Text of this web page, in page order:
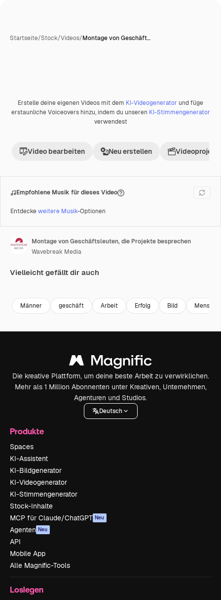
Startseite/Stock/Videos/Montage von Geschäft…
Premium
Erstelle deine eigenen Videos mit dem KI-Videogenerator und füge
erstaunliche Voiceovers hinzu, indem du unseren KI-Stimmengenerator
verwendest
Video bearbeiten Neu erstellen Videoprojekt
Empfohlene Musik für dieses Video
Entdeckeweitere Musik-Optionen
Montage von Geschäftsleuten, die Projekte besprechen
Wavebreak Media
Vielleicht gefällt dir auch
Männer geschäft Arbeit Erfolg Bild
Die kreative Plattform, um deine beste Arbeit zu verwirklichen.
Mehr als 1 Million Abonnenten unter Kreativen, Unternehmen,
Agenturen und Studios.
Deutsch
Produkte
Spaces
KI-Assistent
KI-Bildgenerator
KI-Videogenerator
KI-Stimmengenerator
Stock-Inhalte
MCP für Claude/ChatGPT Neu
Agenten Neu
API
Mobile App
Alle Magnific-Tools
Loslegen